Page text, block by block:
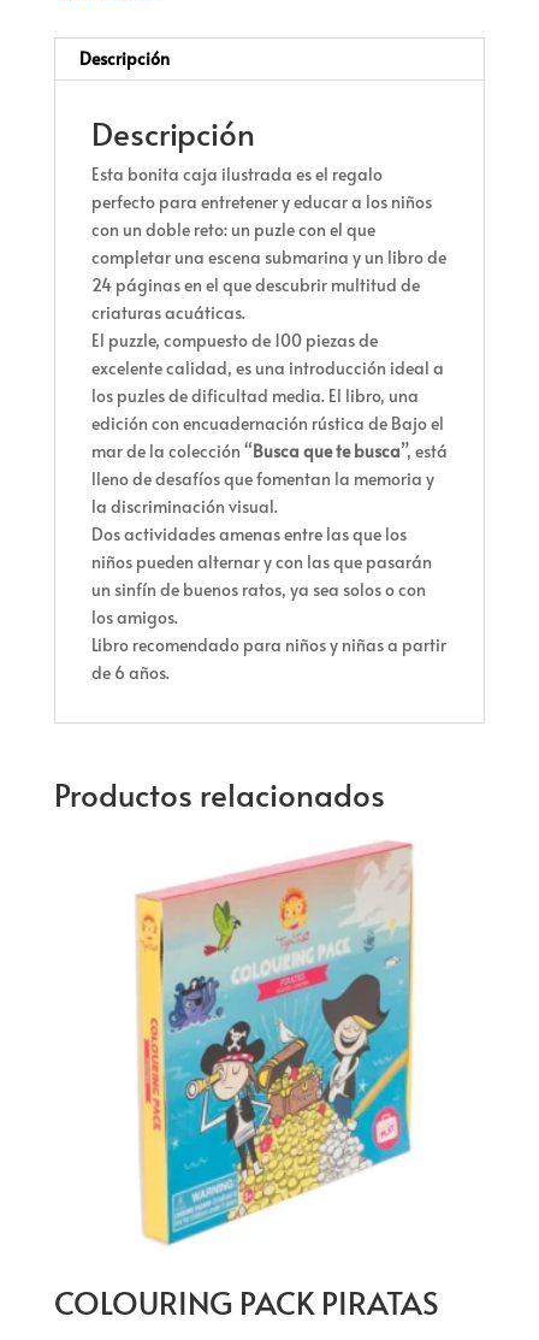
Descripción
Descripción
Esta bonita caja ilustrada es el regalo
perfecto para entretener y educar a los niños
con un doble reto: un puzle con el que
completar una escena submarina y un libro de
24 páginas en el que descubrir multitud de
criaturas acuáticas.
El puzzle, compuesto de 100 piezas de
excelente calidad, es una introducción ideal a
los puzles de dificultad media. El libro, una
edición con encuadernación rústica de Bajo el
mar de la colección “Busca que te busca”, está
lleno de desafíos que fomentan la memoria y
la discriminación visual.
Dos actividades amenas entre las que los
niños pueden alternar y con las que pasarán
un sinfín de buenos ratos, ya sea solos o con
los amigos.
Libro recomendado para niños y niñas a partir
de 6 años.
Productos relacionados
COLOURING PACK PIRATAS